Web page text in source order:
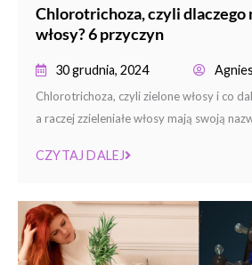
Chlorotrichoza, czyli dlaczego
włosy? 6 przyczyn
30 grudnia, 2024
Chlorotrichoza, czyli zielone włosy i co
a raczej zzieleniałe włosy mają swoją
CZYTAJ DALEJ